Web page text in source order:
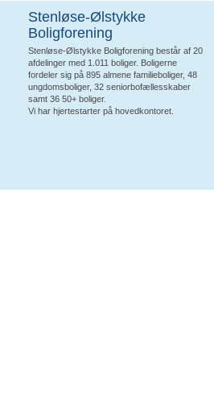
Stenløse-Ølstykke
Boligforening
Stenløse-Ølstykke Boligforening består af 20
afdelinger med 1.011 boliger. Boligerne
fordeler sig på 895 almene familieboliger, 48
ungdomsboliger, 32 seniorbofællesskaber
samt 36 50+ boliger.
Vi har hjertestarter på hovedkontoret.